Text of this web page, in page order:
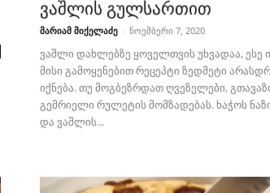
ვაშლის გულსართით
მარიამ მიქელაძე - ნოემბერი 7, 2020
ვაშლი დახლებზე ყოველთვის უხვადაა, ესე
მისი გამოყენებით რეცეპტი ზედმეტი
იქნება. თუ მოგბეზრდათ ღვეზელები,
გემრიელი რულეტის მომზადებას. ხაჭოს
და ვაშლის...